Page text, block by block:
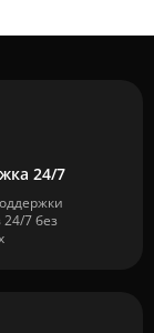
24/7
24/7 без